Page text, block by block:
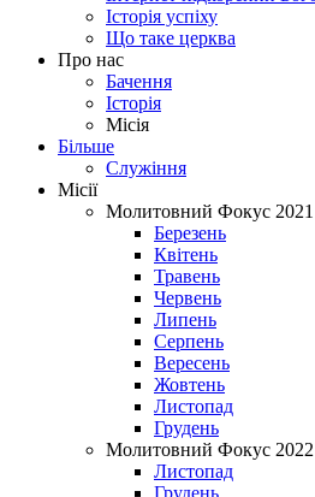
Історія успіху
Що таке церква
Про нас
Бачення
Історія
Місія
Більше
Служіння
Місії
Молитовний Фокус 2021
Березень
Квітень
Травень
Червень
Липень
Серпень
Вересень
Жовтень
Листопад
Грудень
Молитовний Фокус 2022
Листопад